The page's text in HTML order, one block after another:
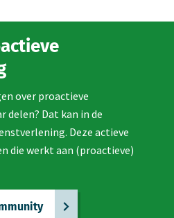
over proactieve
Dat kan in de
Deze actieve
die werkt aan (proactieve)